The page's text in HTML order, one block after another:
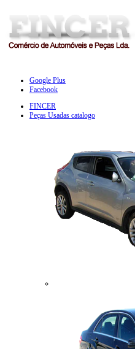
Google Plus
Facebook
FINCER
Peças Usadas catalogo